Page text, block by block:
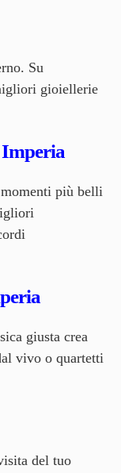
Su
gioiellerie
più belli
giusta crea
vivo o quartetti
del tuo